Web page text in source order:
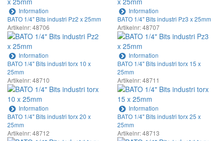
Information
Information
BATO 1/4" Bits industri Pz2 x 25mm
Artikelnr: 48706
Information
BATO 1/4" Bits industri Pz3 x 25mm
Artikelnr: 48707
Information
BATO 1/4" Bits industri torx 10 x
25mm
Artikelnr: 48710
Information
BATO 1/4" Bits industri torx 15 x
25mm
Artikelnr: 48711
Information
BATO 1/4" Bits industri torx 20 x
25mm
Artikelnr: 48712
BATO 1/4" Bits industri torx 25 x
25mm
Artikelnr: 48713